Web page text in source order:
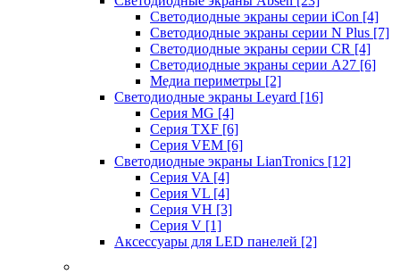
Светодиодные экраны серии iCon [4]
Светодиодные экраны серии N Plus [7]
Светодиодные экраны серии CR [4]
Светодиодные экраны серии А27 [6]
Медиа периметры [2]
Светодиодные экраны Leyard [16]
Серия MG [4]
Серия TXF [6]
Серия VEM [6]
Светодиодные экраны LianTronics [12]
Серия VA [4]
Серия VL [4]
Серия VH [3]
Серия V [1]
Аксессуары для LED панелей [2]